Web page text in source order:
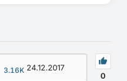
0
3.16K 24.12.2017